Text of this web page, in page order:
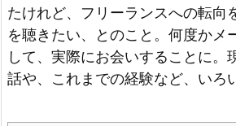
たけれど、フリーランスへの転向
を聴きたい、とのこと。 何度かメ
して、実際にお会いすることに。
話や、これまでの経験など、いろ